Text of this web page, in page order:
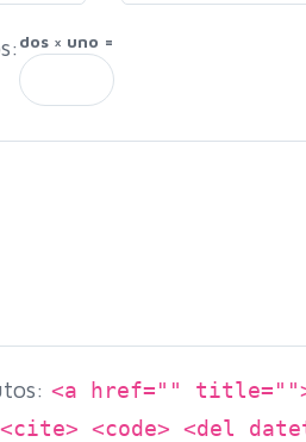
dos × uno =
<a href=""
<code> <del